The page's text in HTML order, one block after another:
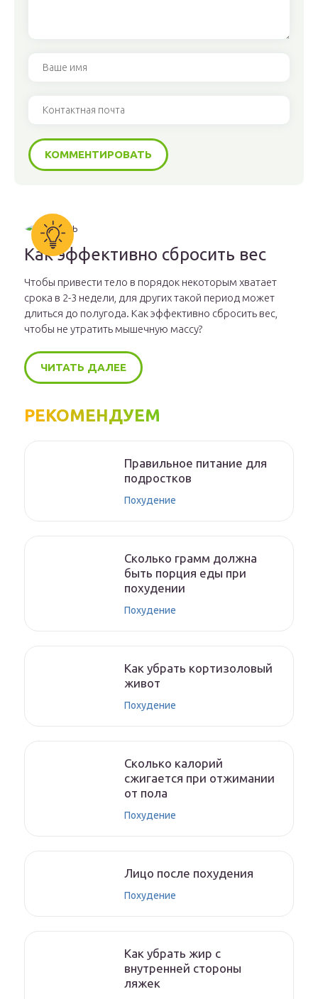
Как эффективно сбросить вес
Чтобы привести тело в порядок некоторым хватает
срока в 2-3 недели, для других такой период может
длиться до полугода. Как эффективно сбросить вес,
чтобы не утратить мышечную массу?
ЧИТАТЬ ДАЛЕЕ
РЕКОМЕНДУЕМ
Правильное питание для
подростков
Похудение
Сколько грамм должна
быть порция еды при
похудении
Похудение
Как убрать кортизоловый
живот
Похудение
Сколько калорий
сжигается при отжимании
от пола
Похудение
Лицо после похудения
Похудение
Как убрать жир с
внутренней стороны
ляжек